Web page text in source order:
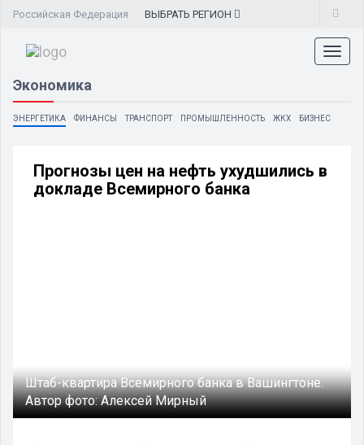
Российская Федерация ВЫБРАТЬ РЕГИОН
Экономика
ЭНЕРГЕТИКА ФИНАНСЫ ТРАНСПОРТ ПРОМЫШЛЕННОСТЬ ЖКХ БИЗНЕС
Прогнозы цен на нефть ухудшились в
докладе Всемирного банка
Штаб-квартира Всемирного банка в Вашингтоне.
Автор фото:Алексей Мирный